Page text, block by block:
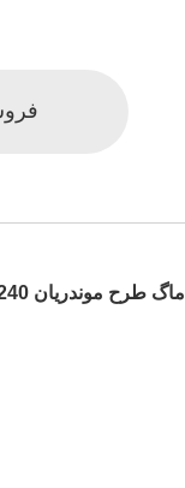
ماگ طرح موندریان 240 میل اسمگ